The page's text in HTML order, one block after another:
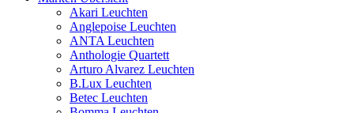
Akari Leuchten
Anglepoise Leuchten
ANTA Leuchten
Anthologie Quartett
Arturo Alvarez Leuchten
B.Lux Leuchten
Betec Leuchten